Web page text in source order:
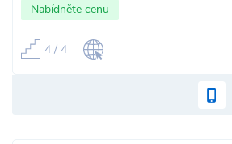
Nabídněte cenu
4 / 4